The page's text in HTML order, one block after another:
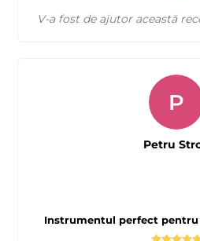
V-a fost de ajutor această
Instrumentul perfect
P
Petru